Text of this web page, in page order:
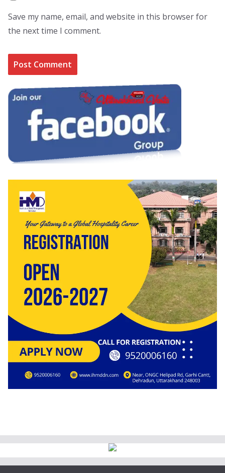
Save my name, email, and website in this browser for
the next time I comment.